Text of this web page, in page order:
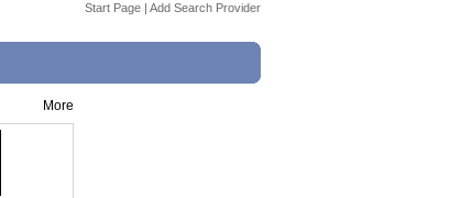
Start Page | Add Search Provider
More